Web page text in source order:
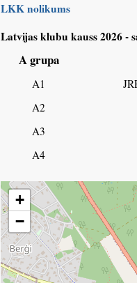
LKK nolikums
Latvijas klubu kauss 2026 -
A grupa
A1
A2
A3
A4
+
−